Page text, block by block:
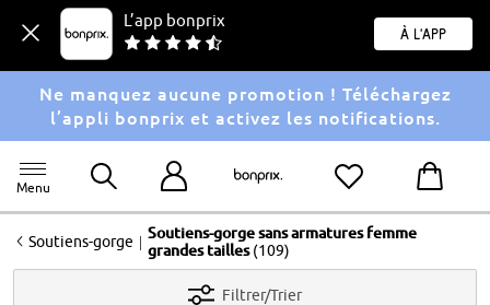
L’app bonprix
À l'app
Ne manquez aucune promotion ! Téléchargez
l’appli bonprix et activez les notifications.
Menu
<Soutiens-gorge | Soutiens-gorge sans armatures femme
grandes tailles (109)
Filtrer/Trier